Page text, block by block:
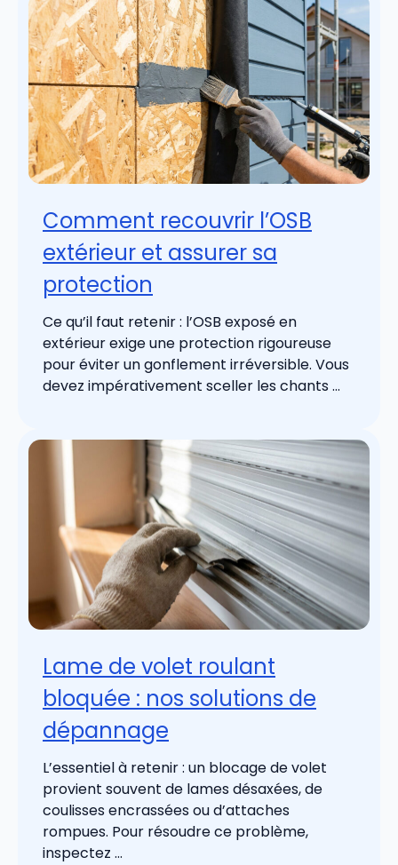
Comment recouvrir l’OSB
extérieur et assurer sa
protection
Ce qu’il faut retenir : l’OSB exposé en
extérieur exige une protection rigoureuse
pour éviter un gonflement irréversible. Vous
devez impérativement sceller les chants ...
Lame de volet roulant
bloquée : nos solutions de
dépannage
L’essentiel à retenir : un blocage de volet
provient souvent de lames désaxées, de
coulisses encrassées ou d’attaches
rompues. Pour résoudre ce problème,
inspectez ...